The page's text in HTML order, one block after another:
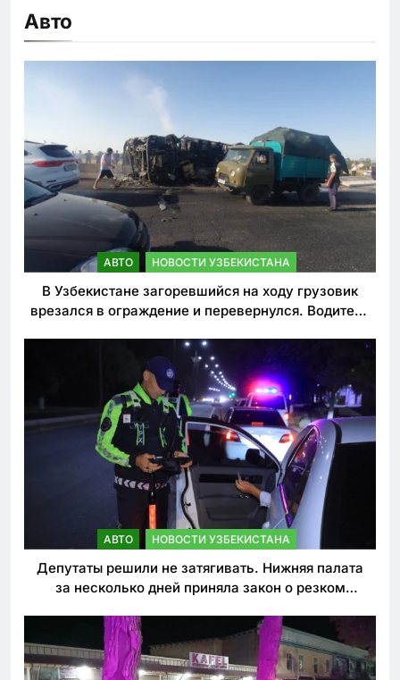
Авто
АВТО НОВОСТИ УЗБЕКИСТАНА
В Узбекистане загоревшийся на ходу грузовик
врезался в ограждение и перевернулся. Водитель
АВТО НОВОСТИ УЗБЕКИСТАНА
Депутаты решили не затягивать. Нижняя палата
за несколько дней приняла закон о резком